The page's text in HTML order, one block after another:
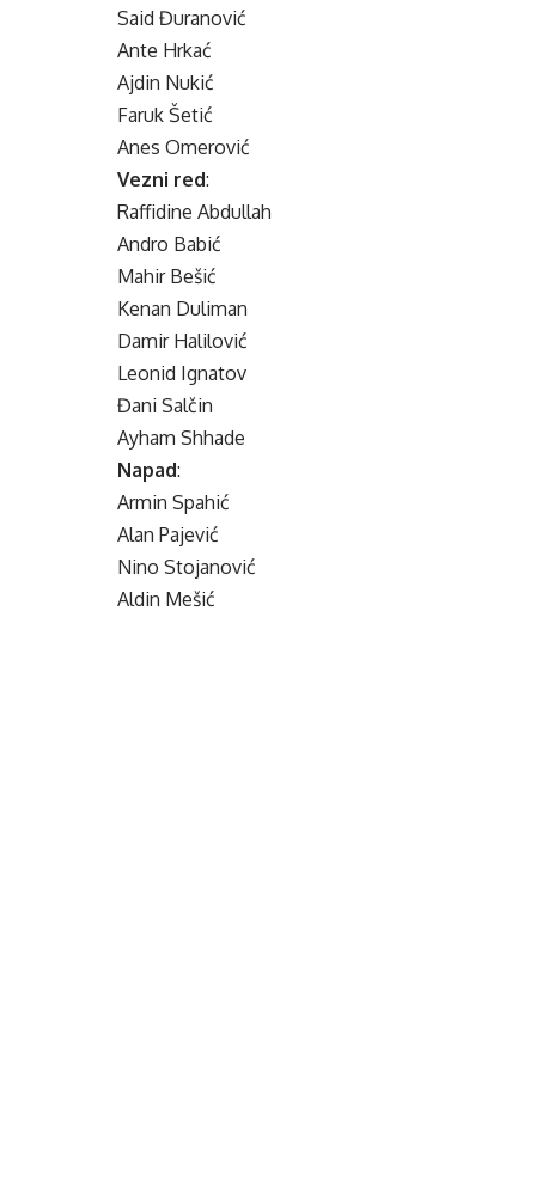
Said Đuranović
Ante Hrkać
Ajdin Nukić
Faruk Šetić
Anes Omerović
Vezni red:
Raffidine Abdullah
Andro Babić
Mahir Bešić
Kenan Duliman
Damir Halilović
Leonid Ignatov
Đani Salčin
Ayham Shhade
Napad:
Armin Spahić
Alan Pajević
Nino Stojanović
Aldin Mešić